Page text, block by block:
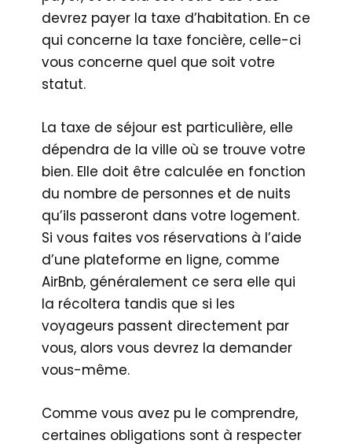
devrez payer la taxe d’habitation. En ce
qui concerne la taxe foncière, celle-ci
vous concerne quel que soit votre
statut.
La taxe de séjour est particulière, elle
dépendra de la ville où se trouve votre
bien. Elle doit être calculée en fonction
du nombre de personnes et de nuits
qu’ils passeront dans votre logement.
Si vous faites vos réservations à l’aide
d’une plateforme en ligne, comme
AirBnb, généralement ce sera elle qui
la récoltera tandis que si les
voyageurs passent directement par
vous, alors vous devrez la demander
vous-même.
Comme vous avez pu le comprendre,
certaines obligations sont à respecter